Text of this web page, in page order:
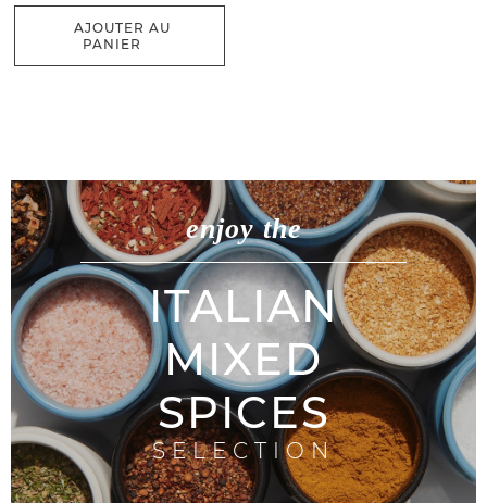
AJOUTER AU
PANIER
enjoy the
ITALIAN
MIXED
SPICES
SELECTION